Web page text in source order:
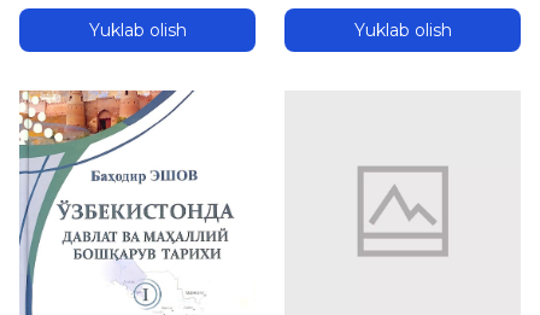
Yuklab olish
tarixi. 2-kitob
Yuklab olish